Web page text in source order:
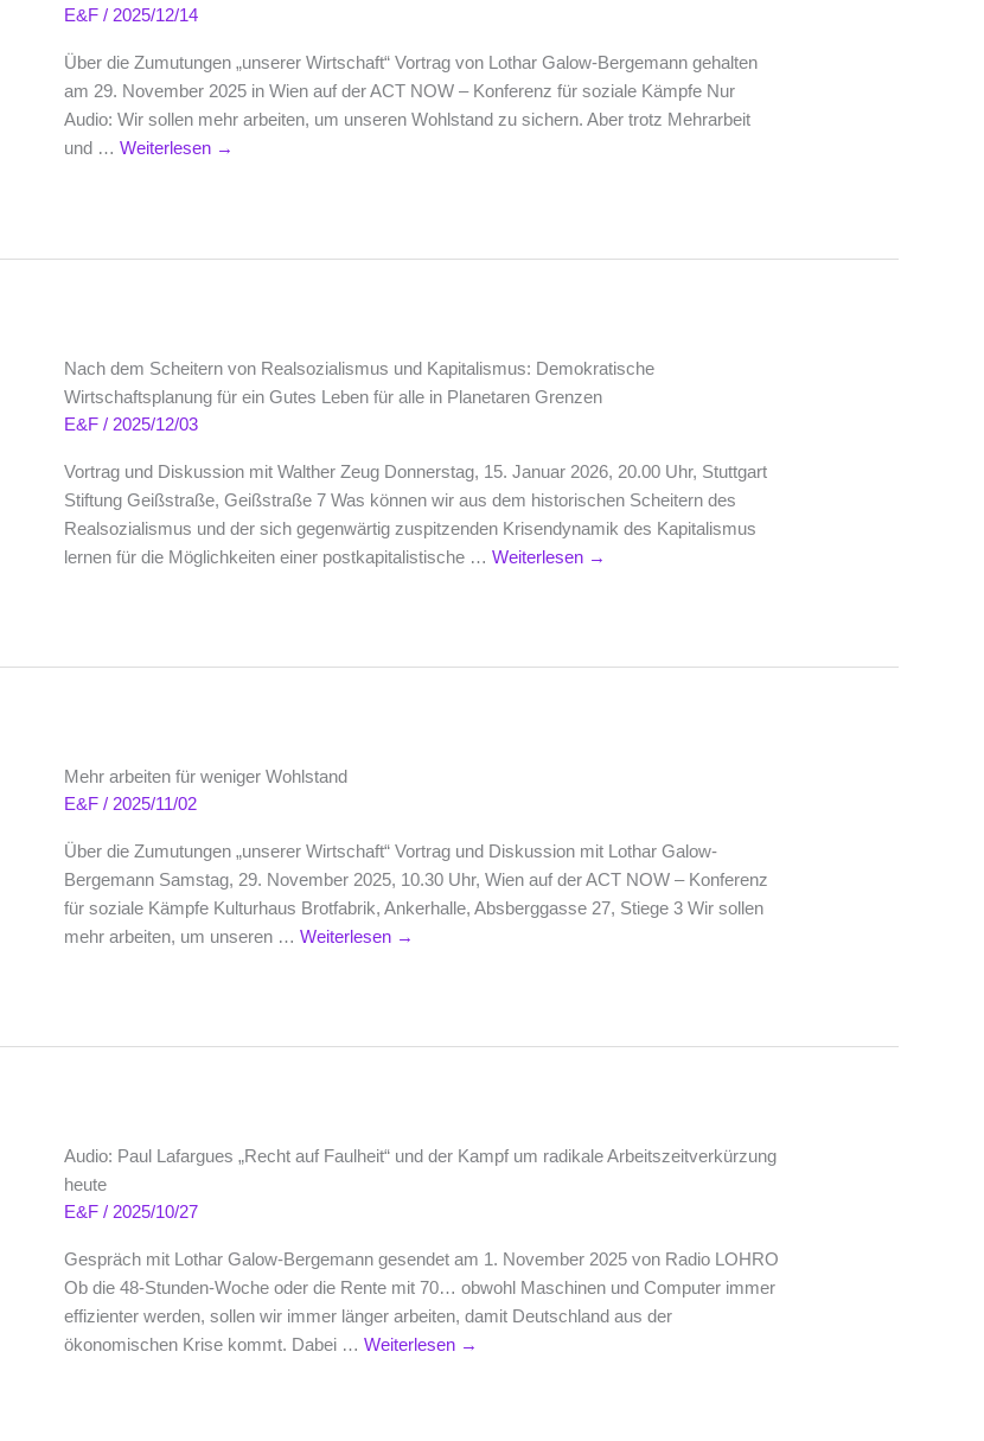
E&F/2025/12/14
Über die Zumutungen „unserer Wirtschaft“ Vortrag von Lothar Galow-Bergemann gehalten
am 29. November 2025 in Wien auf der ACT NOW – Konferenz für soziale Kämpfe Nur
Audio: Wir sollen mehr arbeiten, um unseren Wohlstand zu sichern. Aber trotz Mehrarbeit
und …Weiterlesen →
Nach dem Scheitern von Realsozialismus und Kapitalismus: Demokratische
Wirtschaftsplanung für ein Gutes Leben für alle in Planetaren Grenzen
E&F/ 2025/12/03
Vortrag und Diskussion mit Walther Zeug Donnerstag, 15. Januar 2026, 20.00 Uhr, Stuttgart
Stiftung Geißstraße, Geißstraße 7 Was können wir aus dem historischen Scheitern des
Realsozialismus und der sich gegenwärtig zuspitzenden Krisendynamik des Kapitalismus
lernen für die Möglichkeiten einer postkapitalistische …Weiterlesen →
Mehr arbeiten für weniger Wohlstand
E&F/ 2025/11/02
Über die Zumutungen „unserer Wirtschaft“ Vortrag und Diskussion mit Lothar Galow-
Bergemann Samstag, 29. November 2025, 10.30 Uhr, Wien auf der ACT NOW – Konferenz
für soziale Kämpfe Kulturhaus Brotfabrik, Ankerhalle, Absberggasse 27, Stiege 3 Wir sollen
mehr arbeiten, um unseren …Weiterlesen →
Audio: Paul Lafargues „Recht auf Faulheit“ und der Kampf um radikale Arbeitszeitverkürzung
heute
E&F/ 2025/10/27
Gespräch mit Lothar Galow-Bergemann gesendet am 1. November 2025 von Radio LOHRO
Ob die 48-Stunden-Woche oder die Rente mit 70… obwohl Maschinen und Computer immer
effizienter werden, sollen wir immer länger arbeiten, damit Deutschland aus der
ökonomischen Krise kommt. Dabei …Weiterlesen →